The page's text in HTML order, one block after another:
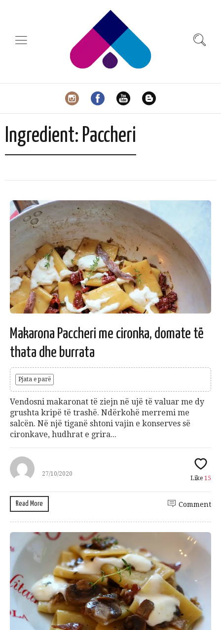
Ingredient: Paccheri
Makarona Paccheri me cironka, domate të
thata dhe burrata
Pjata e parë
Vendosni makaronat të ziejn në ujë të valuar me dy
grushta kripë të trashë. Ndërkohë merremi me
salcën. Në një tiganë shtoni vajin e konserves së
cironkave, hudhrat e grira...
27/10/2020
Like 15
Read More Comment